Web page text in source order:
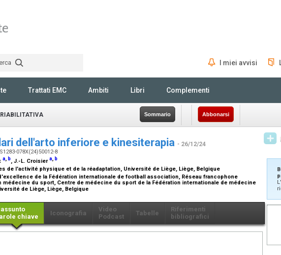
I miei avvisi
Trattati EMC Ambiti Libri Complementi
Sommario Abbonarsi
dell'arto inferiore e kinesiterapia - 26/12/24
078X(24)50012-8
a, b, J.-L. Croisiera, b
de l'activité physique et de la réadaptation, Université de Liège, Liège, Belgique
de la Fédération internationale de football association, Réseau francophone
médecine du sport, Centre de médecine du sport de la Fédération internationale de médecine
de Liège, Liège, Belgique
chiave
Iconografia
Video
Podcast
Tabelle
Riferimenti
bibliografici